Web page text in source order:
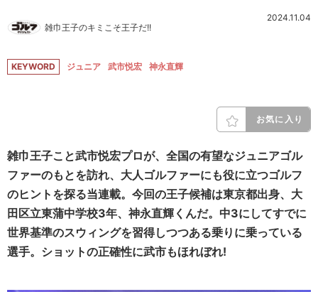
雑巾王子のキミこそ王子だ!!
2024.11.04
KEYWORD ジュニア 武市悦宏 神永直輝
お気に入り
雑巾王子こと武市悦宏プロが、全国の有望なジュニアゴル
ファーのもとを訪れ、大人ゴルファーにも役に立つゴルフ
のヒントを探る当連載。今回の王子候補は東京都出身、大
田区立東蒲中学校3年、神永直輝くんだ。中3にしてすでに
世界基準のスウィングを習得しつつある乗りに乗っている
選手。ショットの正確性に武市もほれぼれ!